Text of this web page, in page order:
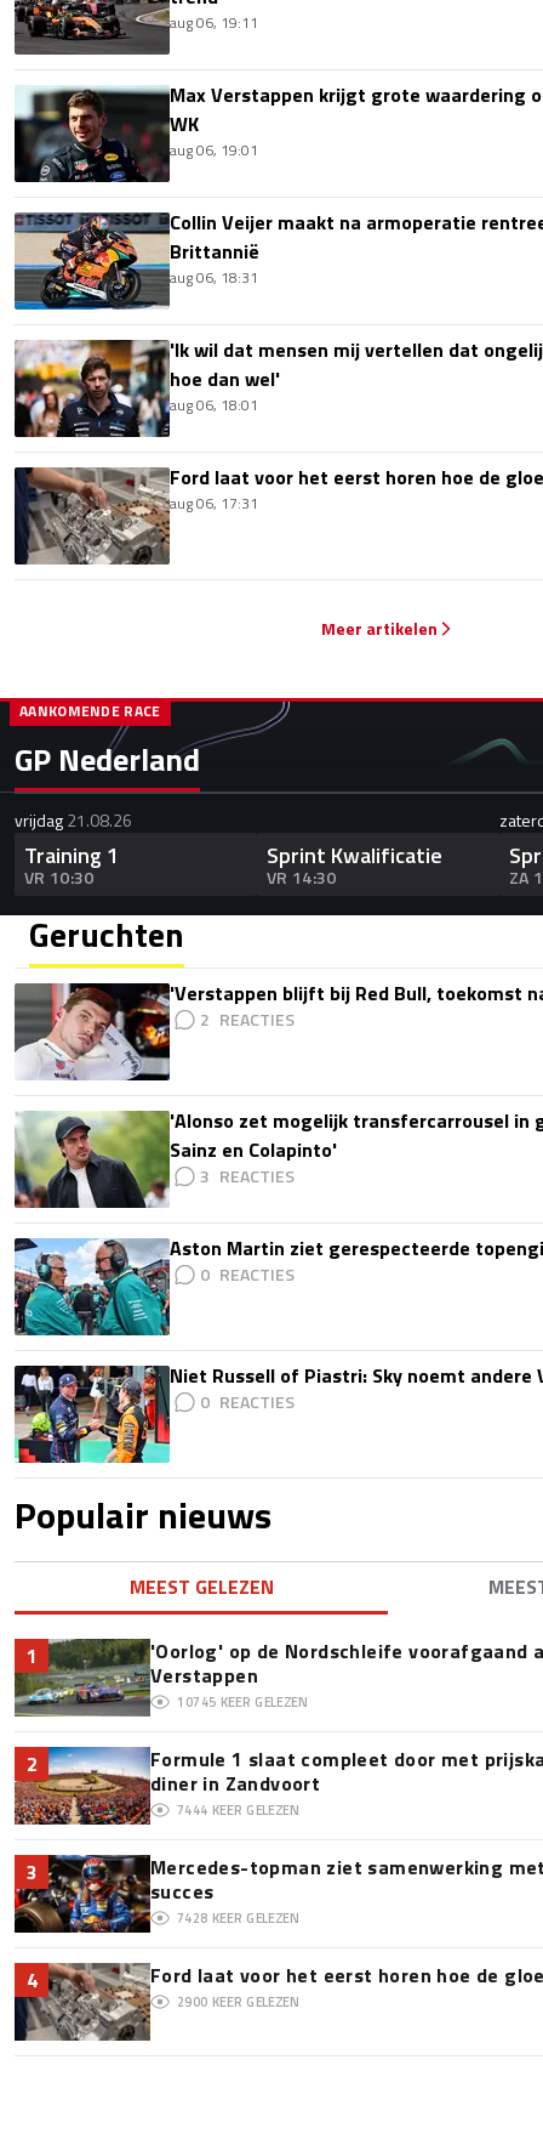
aug 06, 19:11
Max Verstappen krijgt grote waardering
WK
aug 06, 19:01
Collin Veijer maakt na armoperatie
Brittannië
aug 06, 18:31
'Ik wil dat mensen mij vertellen dat
hoe dan wel'
aug 06, 18:01
Ford laat voor het eerst horen hoe de
aug 06, 17:31
Meer artikelen
GP Nederland
AANKOMENDE RACE
vrijdag21.08.26
Training 1
VR 10:30
Sprint Kwalificatie
VR 14:30 ZA
Geruchten
'Verstappen blijft bij Red Bull, toekomst
2
'Alonso zet mogelijk transfercarrousel in
Sainz en Colapinto'
3
Aston Martin ziet gerespecteerde
0
Niet Russell of Piastri: Sky noemt
0
Populair nieuws
MEEST GELEZEN
1
'Oorlog' op de Nordschleife voorafgaand
Verstappen
10745 KEER GELEZEN
2
Formule 1 slaat compleet door met
diner in Zandvoort
7444 KEER GELEZEN
3
Mercedes-topman ziet samenwerking
succes
7428 KEER GELEZEN
4 Ford laat voor het eerst horen hoe de
2900 KEER GELEZEN